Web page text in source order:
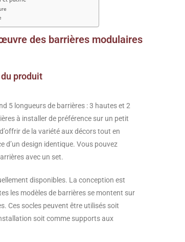
des barrières modulaires
produit
5 longueurs de barrières : 3 hautes et 2
à installer de préférence sur un petit
de la variété aux décors tout en
d’un design identique. Vous pouvez
avec un set.
disponibles. La conception est
les modèles de barrières se montent sur
Ces socles peuvent être utilisés soit
soit comme supports aux